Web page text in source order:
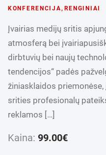
KONFERENCIJA, RENGINIAI
Įvairias medijų sritis
atmosferą bei
dirbtuvių bei naujų
tendencijos“ padės
žiniasklaidos
srities profesionalų
reklamos […]
Kaina: 99.00€